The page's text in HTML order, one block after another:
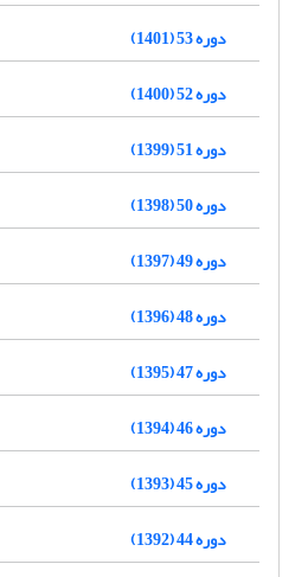
دوره 53 (1401)
دوره 52 (1400)
دوره 51 (1399)
دوره 50 (1398)
دوره 49 (1397)
دوره 48 (1396)
دوره 47 (1395)
دوره 46 (1394)
دوره 45 (1393)
دوره 44 (1392)